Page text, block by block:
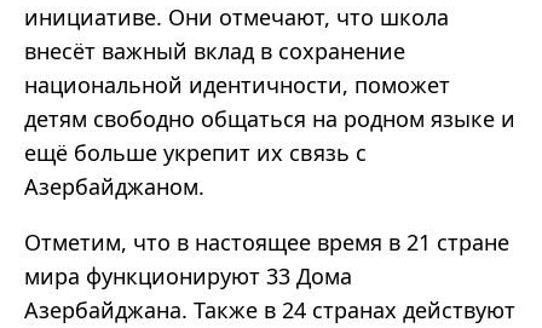
инициативе. Они отмечают, что школа
внесёт важный вклад в сохранение
национальной идентичности, поможет
детям свободно общаться на родном языке и
ещё больше укрепит их связь с
Азербайджаном.
Отметим, что в настоящее время в 21 стране
мира функционируют 33 Дома
Азербайджана. Также в 24 странах действуют